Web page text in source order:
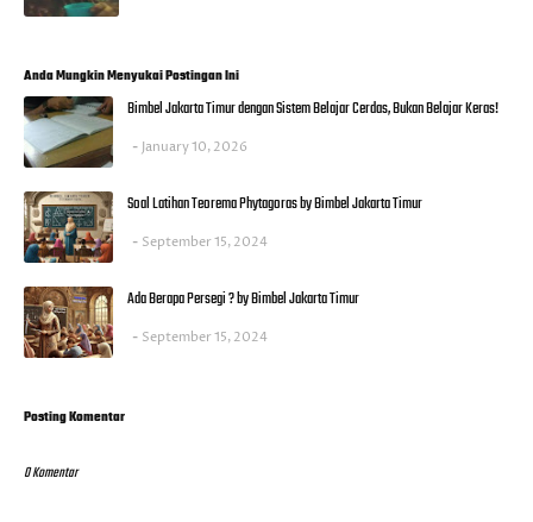
Anda Mungkin Menyukai Postingan Ini
Bimbel Jakarta Timur dengan Sistem Belajar Cerdas, Bukan Belajar Keras!
January 10, 2026
Soal Latihan Teorema Phytagoras by Bimbel Jakarta Timur
September 15, 2024
Ada Berapa Persegi ? by Bimbel Jakarta Timur
September 15, 2024
Posting Komentar
0 Komentar